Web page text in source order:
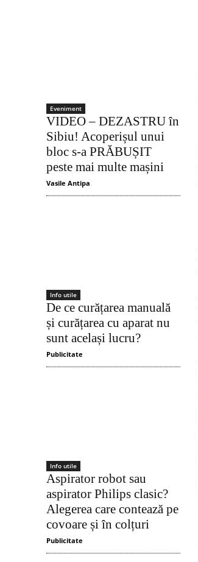
Eveniment
VIDEO – DEZASTRU în
Sibiu! Acoperișul unui
bloc s-a PRĂBUȘIT
peste mai multe mașini
Vasile Antipa
Info utile
De ce curățarea manuală
și curățarea cu aparat nu
sunt același lucru?
Publicitate
Info utile
Aspirator robot sau
aspirator Philips clasic?
Alegerea care contează pe
covoare și în colțuri
Publicitate